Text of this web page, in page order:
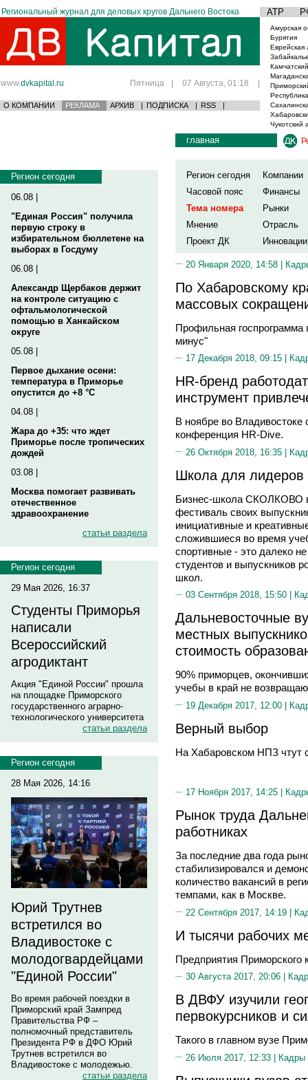
Региональный журнал для деловых кругов Дальнего Востока АТР
www.dvkapital.ru Пятница | 07 Августа, 01:18 |
О КОМПАНИИ РЕКЛАМА АРХИВ | ПОДПИСКА | RSS |
Амурская
Бурятия
Еврейская
Чукотский
Регион сегодня
06.08 |
"Единая Россия" получила
первую строку в
избирательном бюллетене на
выборах в Госдуму
06.08 |
Александр Щербаков держит
на контроле ситуацию с
офтальмологической
помощью в Ханкайском
округе
05.08 |
Первое дыхание осени:
температура в Приморье
опустится до +8 °C
04.08 |
Жара до +35: что ждет
Приморье после тропических
дождей
03.08 |
Москва помогает развивать
отечественное
здравоохранение
статьи раздела
Регион сегодня
29 Мая 2026, 16:37
Студенты Приморья
написали
Всероссийский
агродиктант
Акция "Единой России" прошла
на площадке Приморского
государственного аграрно-
технологического университета
статьи раздела
Регион сегодня
28 Мая 2026, 14:16
Юрий Трутнев
встретился во
Владивостоке с
молодогвардейцами
"Единой России"
Во время рабочей поездки в
Приморский край Зампред
Правительства РФ –
полномочный представитель
Президента РФ в ДФО Юрий
Трутнев встретился во
Владивостоке с молодежью.
статьи раздела
главная
Регион сегодня
Компании
Часовой пояс
Финансы
Тема номера
Рынки
Мнение
Отрасль
Проект ДК
Инновации
20 Января 2020, 14:58 |
По Хабаровскому
массовых
Профильная
минус"
17 Декабря 2018, 09:15 |
HR-бренд
инструмент
В ноябре во Владивостоке
конференция HR-Dive.
26 Октября 2018, 16:35 |
Школа для лидеров
Бизнес-школа СКОЛКОВО в
фестиваль своих
инициативные и
сложившиеся во время
спортивные - это далеко
студентов и выпускников
школ.
03 Сентября 2018, 15:50 |
Дальневосточные
местных
стоимость
90% приморцев,
учебы в край не
19 Декабря 2017, 12:00 |
Верный выбор
На Хабаровском НПЗ чтут
17 Ноября 2017, 14:25 |
Рынок труда
работниках
За последние два года
стабилизировался и
количество вакансий в
темпами, как в Москве.
22 Сентября 2017, 14:19 |
И тысячи рабочих
Предприятия Приморского
30 Августа 2017, 20:06 |
В ДВФУ изучили
первокурсников и
Такого в главном вузе
26 Июля 2017, 12:33 | Кадры